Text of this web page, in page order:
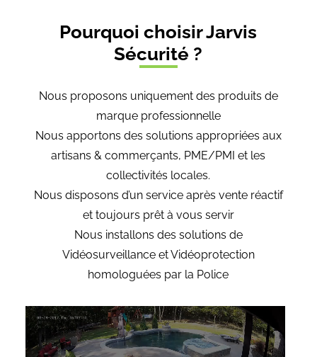
Pourquoi choisir Jarvis
Sécurité ?
Nous proposons uniquement des produits de
marque professionnelle
Nous apportons des solutions appropriées aux
artisans & commerçants, PME/PMI et les
collectivités locales.
Nous disposons d’un service après vente réactif
et toujours prêt à vous servir
Nous installons des solutions de
Vidéosurveillance et Vidéoprotection
homologuées par la Police